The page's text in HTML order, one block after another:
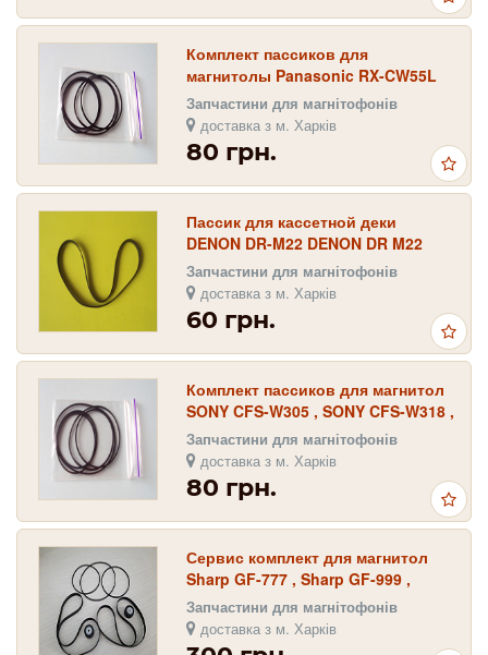
Комплект пассиков для
магнитолы Panasonic RX-CW55L
Запчастини для магнітофонів
доставка з м. Харків
80 грн.
Пассик для кассетной деки
DENON DR-M22 DENON DR M22
Запчастини для магнітофонів
доставка з м. Харків
60 грн.
Комплект пассиков для магнитол
SONY CFS-W305 , SONY CFS-W318 ,
SONY CFS-W328
Запчастини для магнітофонів
доставка з м. Харків
80 грн.
Сервис комплект для магнитол
Sharp GF-777 , Sharp GF-999 ,
Sharp GF-909 , GF-1000 , GF-767 .
GF-919
Запчастини для магнітофонів
доставка з м. Харків